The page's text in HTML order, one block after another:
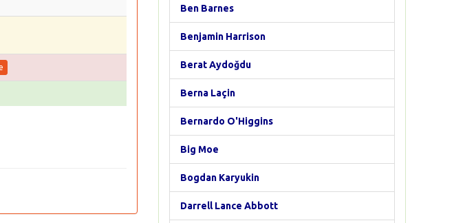
Ben Barnes
Benjamin Harrison
Berat Aydoğdu
Berna Laçin
Bernardo O'Higgins
Big Moe
Bogdan Karyukin
Darrell Lance Abbott